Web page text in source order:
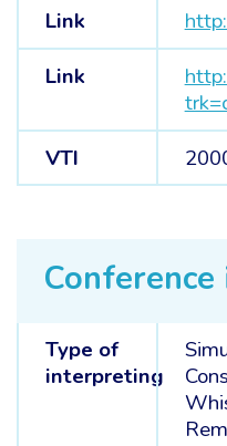
Link
Link
VTI
Type of
interpreting